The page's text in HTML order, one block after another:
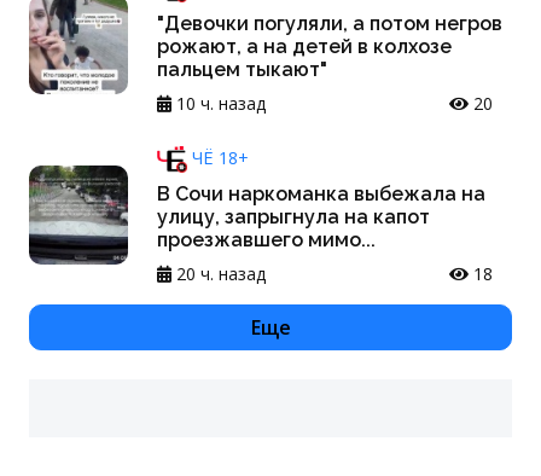
"Девочки погуляли, а потом негров
рожают, а на детей в колхозе
пальцем тыкают"
10 ч. назад
20
ЧЁ 18+
В Сочи наркоманка выбежала на
улицу, запрыгнула на капот
проезжавшего мимо...
20 ч. назад
18
Еще